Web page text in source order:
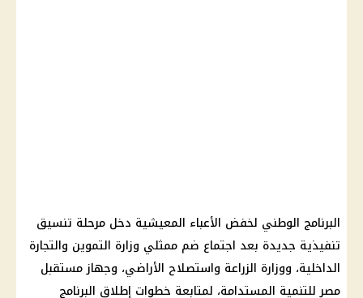
البرنامج الوطني لخفض الأعباء المعيشية دخل مرحلة تنسيق
تنفيذية جديدة بعد اجتماع ضم ممثلي وزارة التموين والتجارة
الداخلية، ووزارة الزراعة واستصلاح الأراضي، وجهاز مستقبل
مصر للتنمية المستدامة، لمتابعة خطوات إطلاق البرنامج